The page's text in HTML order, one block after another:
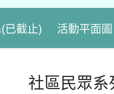
已截止) 活動平面圖
社區民眾系